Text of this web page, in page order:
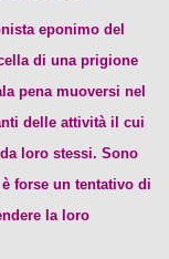
eponimo del
di una prigione
pena muoversi nel
delle attività il cui
loro stessi. Sono
forse un tentativo di
la loro